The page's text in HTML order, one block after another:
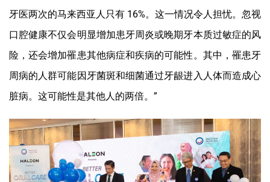
牙医两次的马来西亚人只有 16%。这一情况令人担忧。忽视
口腔健康不仅会明显增加患牙周炎或晚期牙本质过敏症的风
险，还会增加罹患其他病症和疾病的可能性。其中，罹患牙
周病的人群可能因牙菌斑和细菌通过牙龈进入人体而造成心
脏病。这可能性是其他人的两倍。”